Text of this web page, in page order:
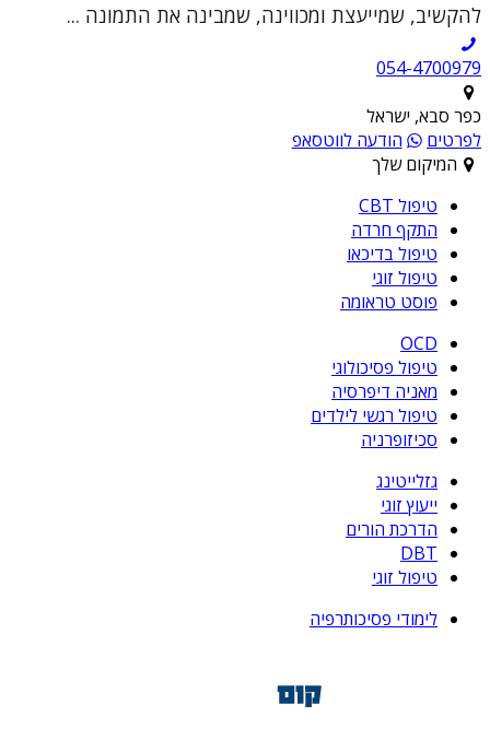
להקשיב, שמייעצת ומכווינה, שמבינה את התמונה ...
054-4700979
כפר סבא, ישראל
לפרטים
הודעה לווטסאפ
המיקום שלך
טיפול CBT
התקף חרדה
טיפול בדיכאו
טיפול זוגי
פוסט טראומה
OCD
טיפול פסיכולוגי
מאניה דיפרסיה
טיפול רגשי לילדים
סכיזופרניה
גזלייטינג
ייעוץ זוגי
הדרכת הורים
DBT
טיפול זוגי
לימודי פסיכותרפיה